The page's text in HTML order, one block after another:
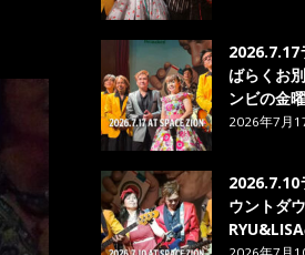
2026.7.17
ばらくお
ンビの金
2026年7月
2026.7.10
ウントダ